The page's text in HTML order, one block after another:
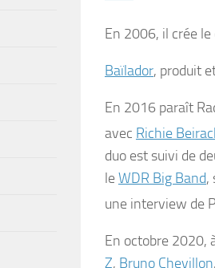
En 2006, il crée
Baïlador, produit
En 2016 paraît
avec Richie
duo est suivi de
leWDR Big Band,
une interview de
En octobre 2020,
Z, Bruno Chevillon,